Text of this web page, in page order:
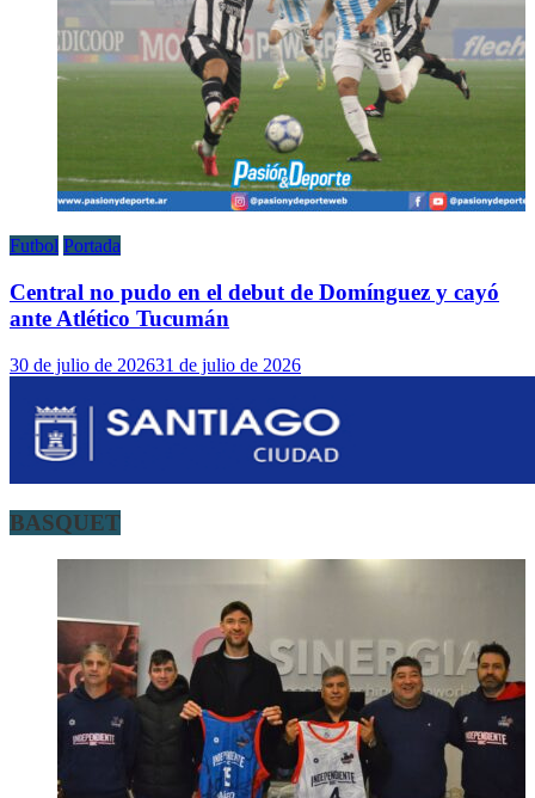
Futbol Portada
Central no pudo en el debut de Domínguez y cayó
ante Atlético Tucumán
30 de julio de 202631 de julio de 2026
BASQUET